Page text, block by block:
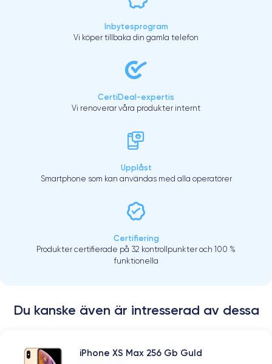
Inbytesprogram
Vi köper tillbaka din gamla telefon
CertiDeal-expertis
Vi renoverar våra produkter internt
Upplåst
Smartphone som kan användas med alla operatörer
Certifiering
Produkter certifierade på 32 kontrollpunkter och 100 %
funktionella
Du kanske även är intresserad av dessa
iPhone XS Max 256 Gb Guld